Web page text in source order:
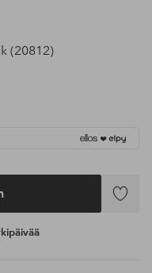
(20812)
Lisää